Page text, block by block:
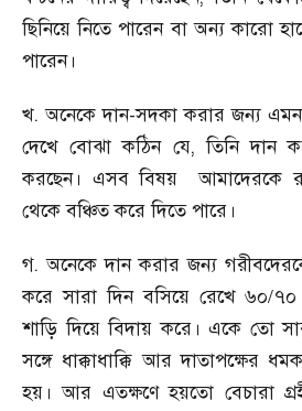
ছিনিয়ে নিতে পারেন বা অন্য কারো
পারেন।
খ. অনেকে দান-সদকা করার জন্য এমন
দেখে বোঝা কঠিন যে,তিনি দান
করছেন। এসব বিষয় আমাদেরকে
থেকে বঞ্চিত করে দিতে পারে।
গ. অনেকে দান করার জন্য
করে সারা দিন বসিয়ে রেখে ৬০/
শাড়ি দিয়ে বিদায় করে। একে তো
সঙ্গে ধাক্কাধাক্কি আর দাতাপক্ষের
হয়। আর এতক্ষণে হয়তো বেচারা